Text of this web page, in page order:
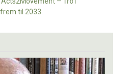
til 2033.